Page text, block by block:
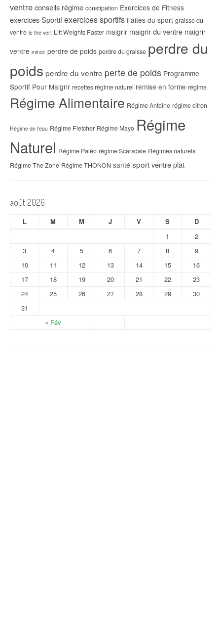
ventreconseils régime constipation Exercices de Fitness
exercices Sportifexercices sportifs Faites du sport graisse du
ventre le thé vert Lift Weights Faster maigrir maigrir du ventre maigrir
ventre mincir perdre de poids perdre du graisse perdre du
poids perdre du ventre perte de poids Programme
Sportif Pour Maigrir recettes régime naturel remise en forme régime
Régime Alimentaire Régime Antoine régime citron
Régime de l’eau Régime Fletcher Régime Mayo Régime
Naturel Régime Paléo régime Scarsdale Régimes naturels
Régime The Zone Régime THONON santé sportventre plat
août 2026
L M M J V S D
« Fév
1
2
3
4 5 6 7 8
9
10
11 12 13 14 15
16
17
18 19 20 21 22
23
24
25 26 27 28 29
30
31